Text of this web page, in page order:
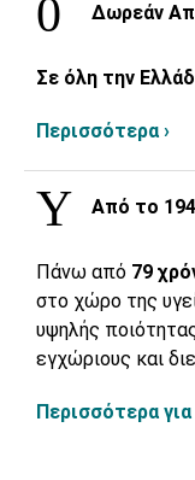
Δωρεάν
Σε όλη την
Περισσότερα ›
Από το
Πάνω από 79
στο χώρο της
υψηλής
εγχώριους και
Περισσότερα για